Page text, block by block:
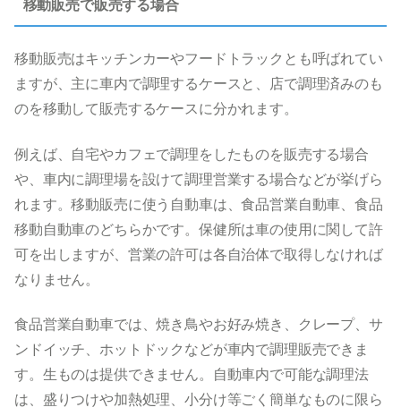
移動販売で販売する場合
移動販売はキッチンカーやフードトラックとも呼ばれてい
ますが、主に車内で調理するケースと、店で調理済みのも
のを移動して販売するケースに分かれます。
例えば、自宅やカフェで調理をしたものを販売する場合
や、車内に調理場を設けて調理営業する場合などが挙げら
れます。移動販売に使う自動車は、食品営業自動車、食品
移動自動車のどちらかです。保健所は車の使用に関して許
可を出しますが、営業の許可は各自治体で取得しなければ
なりません。
食品営業自動車では、焼き鳥やお好み焼き、クレープ、サ
ンドイッチ、ホットドックなどが車内で調理販売できま
す。生ものは提供できません。自動車内で可能な調理法
は、盛りつけや加熱処理、小分け等ごく簡単なものに限ら